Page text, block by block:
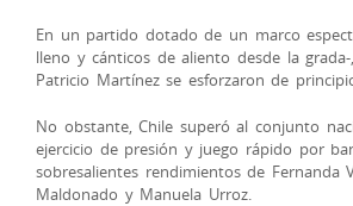
En un partido dotado de un marco
lleno y cánticos de aliento desde la
Patricio Martínez se esforzaron de
No obstante, Chile superó al conjunto
ejercicio de presión y juego rápido por
sobresalientes rendimientos de Fernanda
Maldonado y Manuela Urroz.